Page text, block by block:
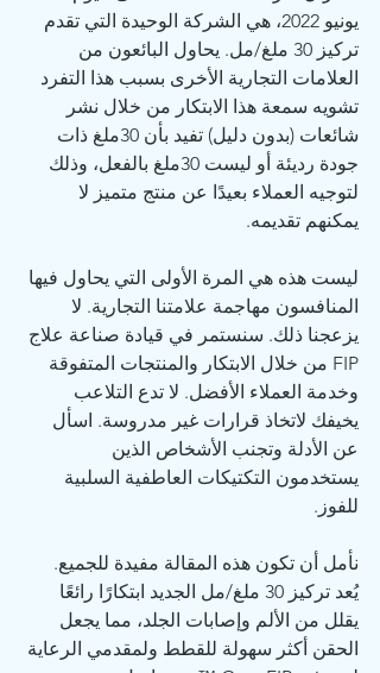
يونيو 2022، هي الشركة الوحيدة التي تقدم
تركيز 30 ملغ/مل. يحاول البائعون من
العلامات التجارية الأخرى بسبب هذا التفرد
تشويه سمعة هذا الابتكار من خلال نشر
شائعات (بدون دليل) تفيد بأن 30ملغ ذات
جودة رديئة أو ليست 30ملغ بالفعل، وذلك
لتوجيه العملاء بعيدًا عن منتج متميز لا
يمكنهم تقديمه.
ليست هذه هي المرة الأولى التي يحاول فيها
المنافسون مهاجمة علامتنا التجارية. لا
يزعجنا ذلك. سنستمر في قيادة صناعة علاج
FIP من خلال الابتكار والمنتجات المتفوقة
وخدمة العملاء الأفضل. لا تدع التلاعب
يخيفك لاتخاذ قرارات غير مدروسة. اسأل
عن الأدلة وتجنب الأشخاص الذين
يستخدمون التكتيكات العاطفية السلبية
للفوز.
نأمل أن تكون هذه المقالة مفيدة للجميع.
يُعد تركيز 30 ملغ/مل الجديد ابتكارًا رائعًا
يقلل من الألم وإصابات الجلد، مما يجعل
الحقن أكثر سهولة للقطط ولمقدمي الرعاية